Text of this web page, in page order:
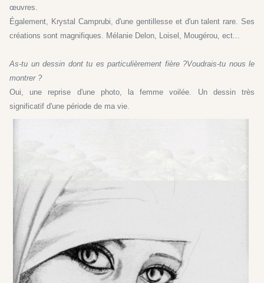
œuvres.
Également, Krystal Camprubi, d'une gentillesse et d'un talent rare. Ses
créations sont magnifiques. Mélanie Delon, Loisel, Mougérou, ect...
As-tu un dessin dont tu es particulièrement fière ?Voudrais-tu nous le
montrer ?
Oui, une reprise d'une photo, la femme voilée. Un dessin très
significatif d'une période de ma vie.